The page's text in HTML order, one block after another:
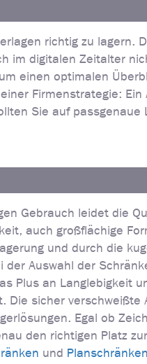
richtig zu lagern.
im digitalen Zeitalter
einen optimalen
Firmenstrategie: Ein
Sie auf passgenaue
Gebrauch leidet die
auch großflächige
und durch die
Auswahl der
Plus an Langlebigkeit
sicher verschweißte
Egal ob
den richtigen Platz zur
und Planschränken